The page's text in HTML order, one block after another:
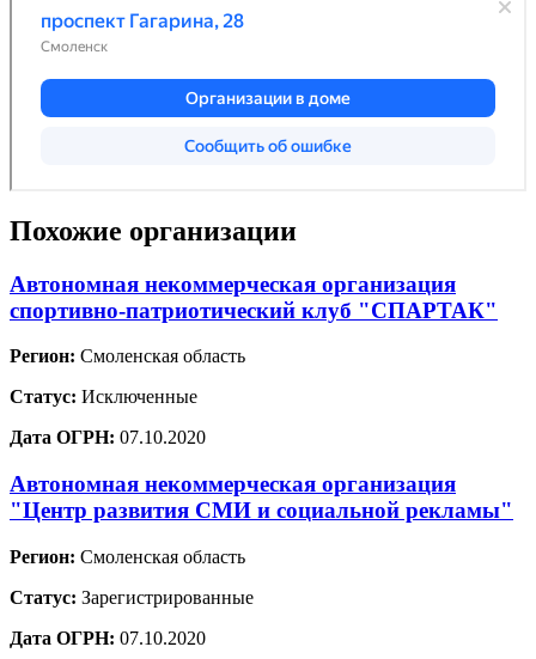
Похожие организации
Автономная некоммерческая организация
спортивно-патриотический клуб "СПАРТАК"
Регион: Смоленская область
Статус: Исключенные
Дата ОГРН: 07.10.2020
Автономная некоммерческая организация
"Центр развития СМИ и социальной рекламы"
Регион: Смоленская область
Статус: Зарегистрированные
Дата ОГРН: 07.10.2020